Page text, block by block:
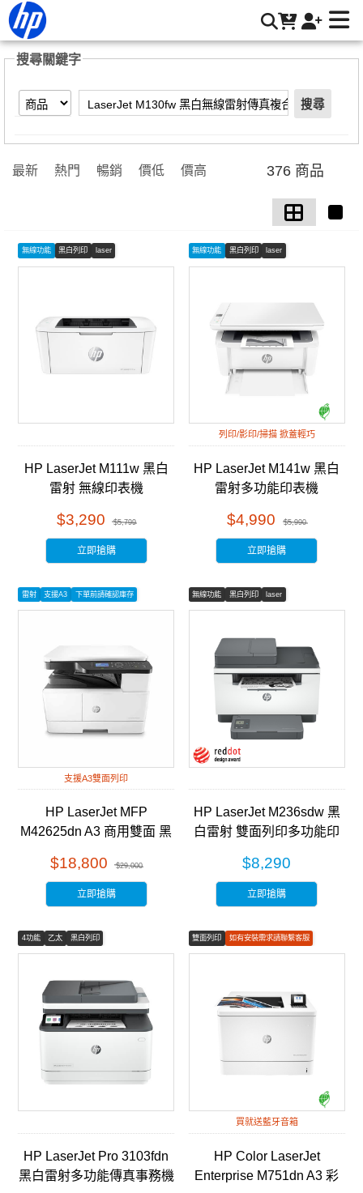
【LaserJet M130fw 黑白無線雷射傳真複合機】搜尋結果 |
搜尋關鍵字
搜尋
最新 熱門 暢銷 價低 價高 376 商品
無線功能 黑白列印 laser
HP LaserJet M111w 黑白
雷射 無線印表機
$3,290 $5,799
立即搶購
無線功能 黑白列印 laser
列印/影印/掃描 掀蓋輕巧
HP LaserJet M141w 黑白
雷射多功能印表機
$4,990 $5,990
立即搶購
雷射 支援A3 下單前請確認庫存
支援A3雙面列印
HP LaserJet MFP
M42625dn A3 商用雙面 黑
(8AF52A)
$18,800 $29,000
立即搶購
無線功能 黑白列印 laser
HP LaserJet M236sdw 黑
白雷射 雙面列印多功能印
$8,290
立即搶購
4功能 乙太 黑白列印
HP LaserJet Pro 3103fdn
黑白雷射多功能傳真事務機
雙面列印
如有安裝需求請聯繫客服
彩色列印
買就送藍牙音箱
HP Color LaserJet
Enterprise M751dn A3 彩